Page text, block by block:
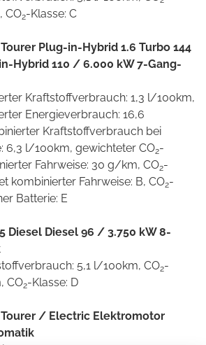
CO2-Klasse: C
Plug-in-Hybrid 1.6 Turbo 144
Hybrid 110 / 6.000 kW 7-Gang-
Kraftstoffverbrauch: 1,3 l/100km,
Energieverbrauch: 16,6
Kraftstoffverbrauch bei
6,3 l/100km, gewichteter CO2-
Fahrweise: 30 g/km, CO2-
kombinierter Fahrweise: B, CO2-
Batterie: E
Diesel Diesel 96 / 3.750 kW 8-
5,1 l/100km, CO2-
CO2-Klasse: D
/ Electric Elektromotor